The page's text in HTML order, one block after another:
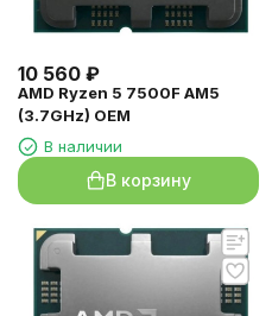
10 560 ₽
AMD Ryzen 5 7500F AM5
(3.7GHz) OEM
В наличии
В корзину